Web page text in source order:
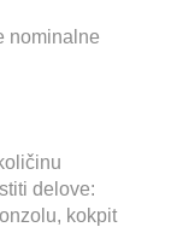
nominalne
delove:
kokpit